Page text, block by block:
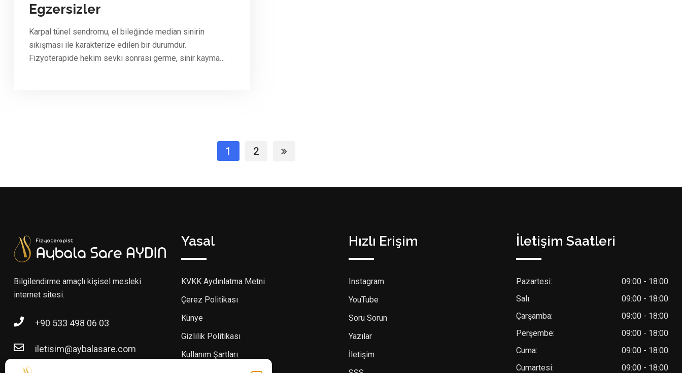
Egzersizler
Karpal tünel sendromu, el bileğinde median sinirin
sıkışması ile karakterize edilen bir durumdur.
Fizyoterapide hekim sevki sonrası germe, sinir kayma…
1 2
Bilgilendirme amaçlı kişisel mesleki
internet sitesi.
+90 533 498 06 03
iletisim@aybalasare.com
Yasal
KVKK Aydınlatma Metni
Çerez Politikası
Künye
Gizlilik Politikası
Kullanım Şartları
Hızlı Erişim
Instagram
YouTube
Soru Sorun
Yazılar
İletişim
İletişim Saatleri
Pazartesi:
09:00 - 18:00
Salı:
09:00 - 18:00
Çarşamba:
09:00 - 18:00
Perşembe:
09:00 - 18:00
Cuma:
09:00 - 18:00
Cumartesi:
09:00 - 18:00